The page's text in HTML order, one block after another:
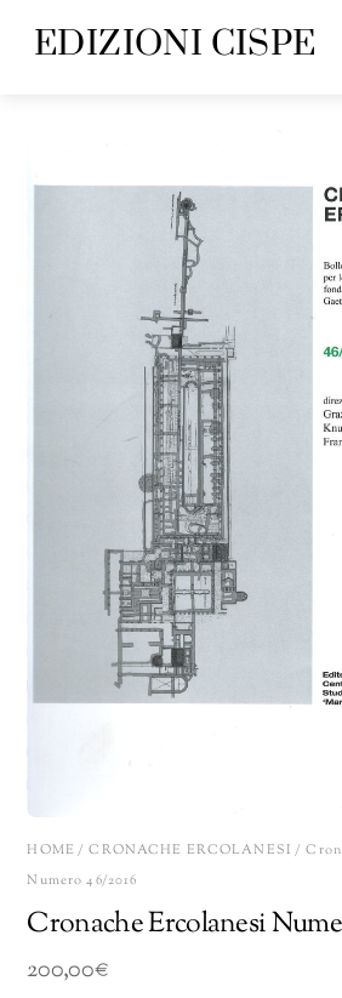
EDIZIONI CISPE
HOME /CRONACHE ERCOLANESI /
Numero 46/2016
Cronache Ercolanesi
200,00€